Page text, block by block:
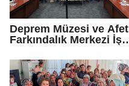
Deprem Müzesi ve Afet
Farkındalık Merkezi İş